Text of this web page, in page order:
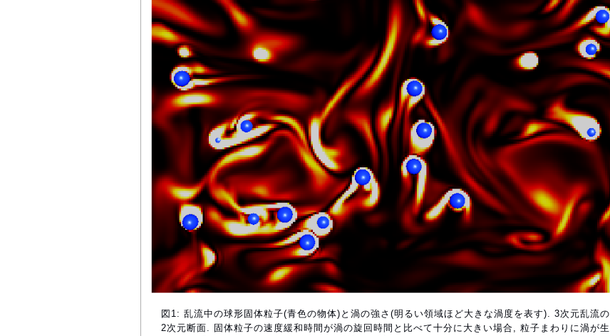
図1: 乱流中の球形固体粒子(青色の物体)と渦の強さ(明るい領域ほど大きな渦度を表す). 3次元乱流の
2次元断面. 固体粒子の速度緩和時間が渦の旋回時間と比べて十分に大きい場合, 粒子まわりに渦が生